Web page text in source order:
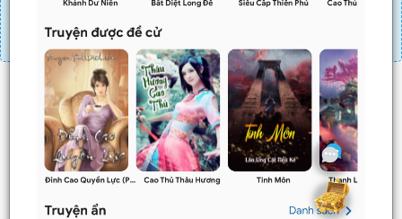
Ví dụ bạn đang ở chương 100 và mua 4 chương thì
101,102,103sẽ không phải ấn mua.